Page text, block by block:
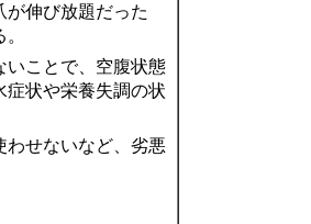
が伸び放題だった
いことで、空腹状態
症状や栄養失調の状
わせないなど、劣悪